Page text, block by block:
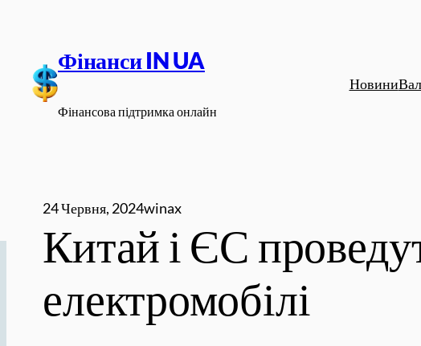
вмісту
Фінанси IN UA
Фінансова підтримка онлайн
Новини
24 Червня, 2024winax
Китай і ЄС
електромобілі